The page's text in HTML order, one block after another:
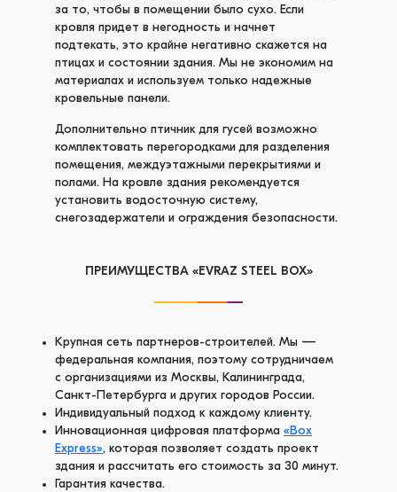
за то, чтобы в помещении было сухо. Если
кровля придет в негодность и начнет
подтекать, это крайне негативно скажется на
птицах и состоянии здания. Мы не экономим на
материалах и используем только надежные
кровельные панели.
Дополнительно птичник для гусей возможно
комплектовать перегородками для разделения
помещения, междуэтажными перекрытиями и
полами. На кровле здания рекомендуется
установить водосточную систему,
снегозадержатели и ограждения безопасности.
ПРЕИМУЩЕСТВА «EVRAZ STEEL BOX»
Крупная сеть партнеров-строителей. Мы —
федеральная компания, поэтому сотрудничаем
с организациями из Москвы, Калининграда,
Санкт-Петербурга и других городов России.
Индивидуальный подход к каждому клиенту.
Инновационная цифровая платформа «Box
Express», которая позволяет создать проект
здания и рассчитать его стоимость за 30 минут.
Гарантия качества.